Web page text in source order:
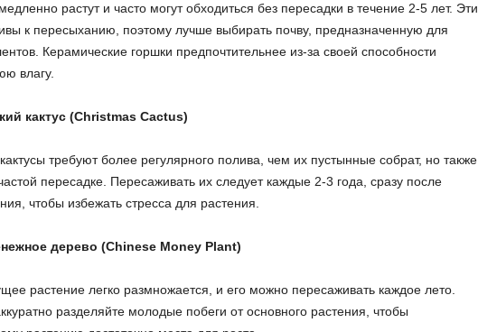
растут и часто могут обходиться без пересадки в течение 2-5 лет. Эти
к пересыханию, поэтому лучше выбирать почву, предназначенную для
Керамические горшки предпочтительнее из-за своей способности
влагу.
кактус (Christmas Cactus)
требуют более регулярного полива, чем их пустынные собрат, но также
пересадке. Пересаживать их следует каждые 2-3 года, сразу после
чтобы избежать стресса для растения.
дерево (Chinese Money Plant)
растение легко размножается, и его можно пересаживать каждое лето.
разделяйте молодые побеги от основного растения, чтобы